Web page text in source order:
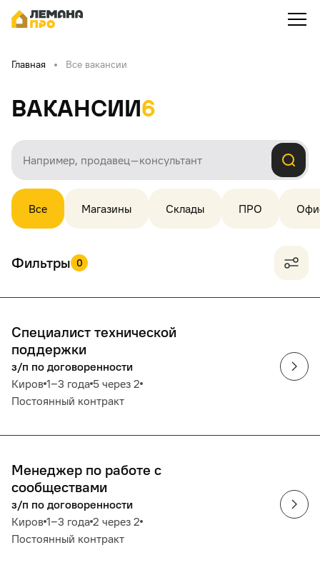
Главная Все вакансии
Вакансии6
Все Магазины Склады ПРО
Фильтры 0
Специалист технической
поддержки
з/п по договоренности
Киров 1‒3 года 5 через 2
Постоянный контракт
Менеджер по работе с
сообществами
з/п по договоренности
Киров 1‒3 года 2 через 2
Постоянный контракт